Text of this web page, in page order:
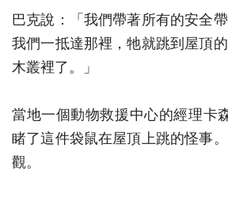
巴克說：「我們帶著所有的安全
我們一抵達那裡，牠就跳到屋頂
木叢裡了。」
當地一個動物救援中心的經理卡森
睹了這件袋鼠在屋頂上跳的怪事
觀。